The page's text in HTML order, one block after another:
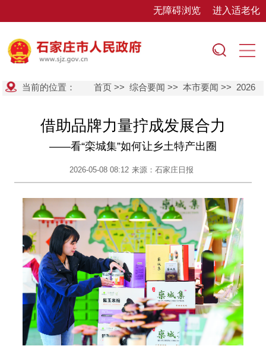
无障碍浏览 进入适老化
当前的位置： 首页 >>综合要闻 >>本市要闻 >> 2026
借助品牌力量拧成发展合力
——看“栾城集”如何让乡土特产出圈
2026-05-08 08:12 来源：石家庄日报